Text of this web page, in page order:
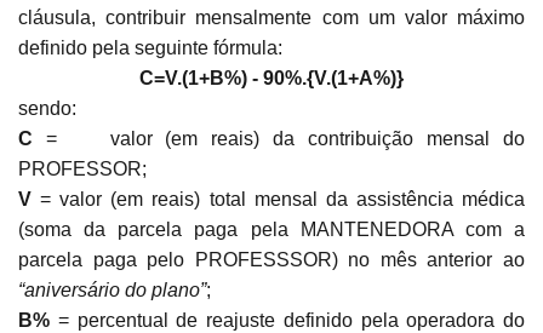
cláusula, contribuir mensalmente com um valor máximo
definido pela seguinte fórmula:
C=V.(1+B%) - 90%.{V.(1+A%)}
sendo:
C = valor (em reais) da contribuição mensal do
PROFESSOR;
V = valor (em reais) total mensal da assistência médica
(soma da parcela paga pela MANTENEDORA com a
parcela paga pelo PROFESSSOR) no mês anterior ao
“aniversário do plano”;
B% = percentual de reajuste definido pela operadora do